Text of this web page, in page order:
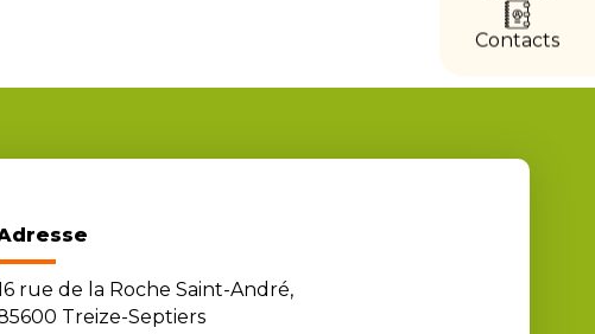
Contacts
rue de la Roche Saint-André,
Treize-Septiers